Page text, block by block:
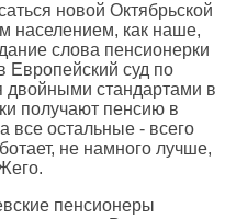
новой Октябрьской
населением, как наше,
слова пенсионерки
Европейский суд по
двойными стандартами в
получают пенсию в
все остальные - всего
не намного лучше,
пенсионеры